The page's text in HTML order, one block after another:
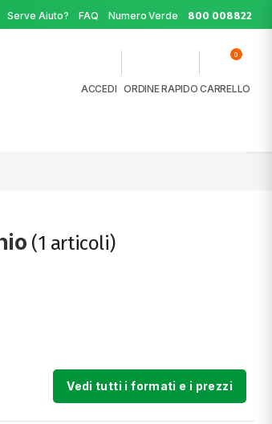
Serve Aiuto? FAQ Numero Verde 800 008822
0
CARRELLO
ORDINE RAPIDO
ACCEDI
(1 articoli)
Vedi tutti i formati e i prezzi